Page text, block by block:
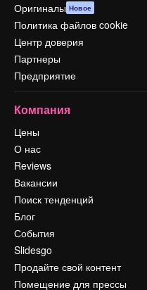
Оригиналы Новое
Политика файлов cookie
Центр доверия
Партнеры
Предприятие
Компания
Цены
О нас
Reviews
Вакансии
Поиск тенденций
Блог
События
Slidesgo
Продайте свой контент
Помещение для прессы